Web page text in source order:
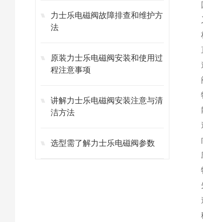
力士乐电磁阀故障排查和维护方
法
原装力士乐电磁阀安装和使用过
程注意事项
讲解力士乐电磁阀安装注意与清
洁方法
选型需了解力士乐电磁阀参数